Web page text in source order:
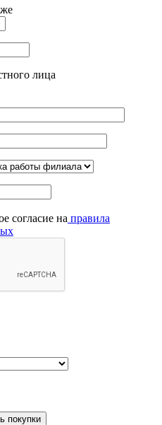
лица
согласие на правила
покупки